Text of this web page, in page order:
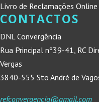
Livro de Reclamações Online
CONTACTOS
DNL Convergência
Rua Principal nº39-41, RC
Vergas
3840-555 Sto André de
refconvergencia@gmail.com